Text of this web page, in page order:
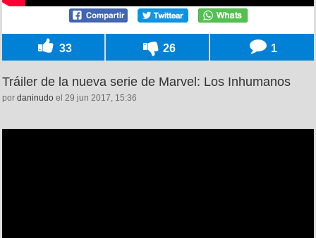
33 26 1
Tráiler de la nueva serie de Marvel: Los Inhumanos
por daninudo el 29 jun 2017, 15:36